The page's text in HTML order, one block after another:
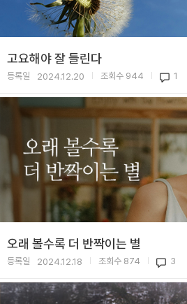
고요해야 잘 들린다
등록일 2024.12.20 조회수 944 1
오래 볼수록 더 반짝이는 별
등록일 2024.12.18 조회수 874 3